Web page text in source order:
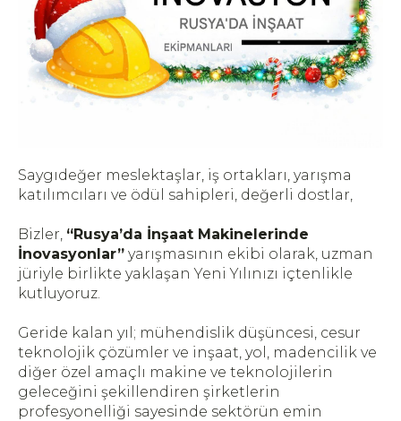
Saygıdeğer meslektaşlar, iş ortakları, yarışma
katılımcıları ve ödül sahipleri, değerli dostlar,
Bizler, “Rusya’da İnşaat Makinelerinde
İnovasyonlar” yarışmasının ekibi olarak, uzman
jüriyle birlikte yaklaşan Yeni Yılınızı içtenlikle
kutluyoruz.
Geride kalan yıl; mühendislik düşüncesi, cesur
teknolojik çözümler ve inşaat, yol, madencilik ve
diğer özel amaçlı makine ve teknolojilerin
geleceğini şekillendiren şirketlerin
profesyonelliği sayesinde sektörün emin